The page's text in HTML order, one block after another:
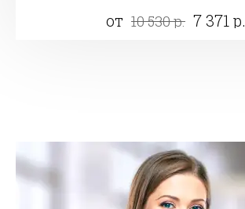
от 10 530 р. 7 371 р.